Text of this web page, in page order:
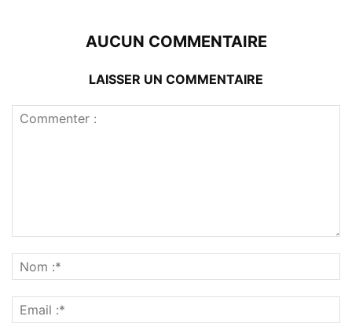
AUCUN COMMENTAIRE
LAISSER UN COMMENTAIRE